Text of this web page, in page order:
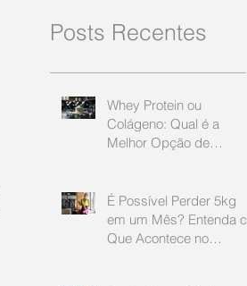
Posts Recentes
Whey Protein ou
Colágeno: Qual é a
Melhor Opção de
É Possível Perder 5kg
em um Mês? Entenda o
Que Acontece no